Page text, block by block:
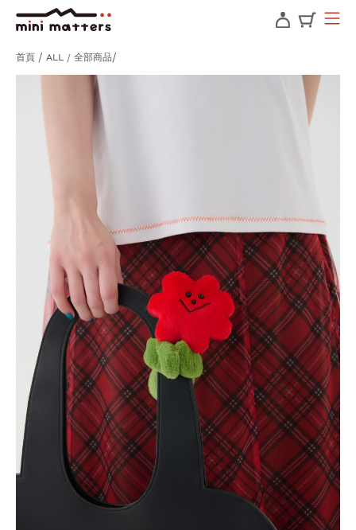
首頁 ALL / 全部商品